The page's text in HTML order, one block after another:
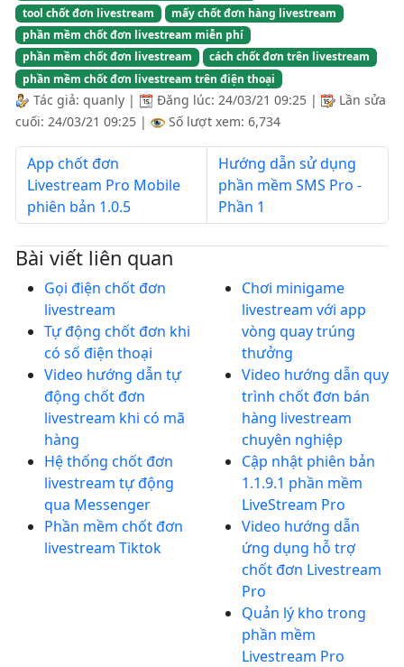
tool chốt đơn livestream
mấy chốt đơn hàng livestream
phần mềm chốt đơn livestream miễn phí
phần mềm chốt đơn livestream
cách chốt đơn trên livestream
phần mềm chốt đơn livestream trên điện thoại
Tác giả: quanly | Đăng lúc: 24/03/21 09:25 |
Lần sửa
cuối: 24/03/21 09:25 | Số lượt xem: 6,734
App chốt đơn
Livestream Pro Mobile
phiên bản 1.0.5
Hướng dẫn sử dụng
phần mềm SMS Pro -
Phần 1
Bài viết liên quan
Gọi điện chốt đơn
livestream
Tự động chốt đơn khi
có số điện thoại
Video hướng dẫn tự
động chốt đơn
livestream khi có mã
hàng
Hệ thống chốt đơn
livestream tự động
qua Messenger
Phần mềm chốt đơn
livestream Tiktok
Chơi minigame
livestream với app
vòng quay trúng
thưởng
Video hướng dẫn quy
trình chốt đơn bán
hàng livestream
chuyên nghiệp
Cập nhật phiên bản
1.1.9.1 phần mềm
LiveStream Pro
Video hướng dẫn
ứng dụng hỗ trợ
chốt đơn Livestream
Pro
Quản lý kho trong
phần mềm
Livestream Pro